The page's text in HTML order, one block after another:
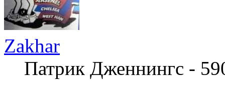
Zakhar
Патрик Дженнингс -